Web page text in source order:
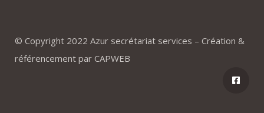
© Copyright 2022 Azur secrétariat services – Création &
référencement par CAPWEB